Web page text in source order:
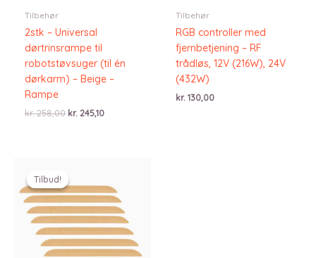
Tilbehør
2stk – Universal
dørtrinsrampe til
robotstøvsuger (til én
dørkarm) – Beige –
Rampe
kr.258,00 Den
kr. 245,10Den
Tilbehør
RGB controller med
fjernbetjening – RF
trådløs, 12V (216W), 24V
(432W)
kr. 130,00
Tilbud!
Tilbud!